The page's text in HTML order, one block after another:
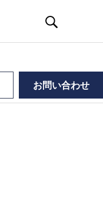
お問い合わせ